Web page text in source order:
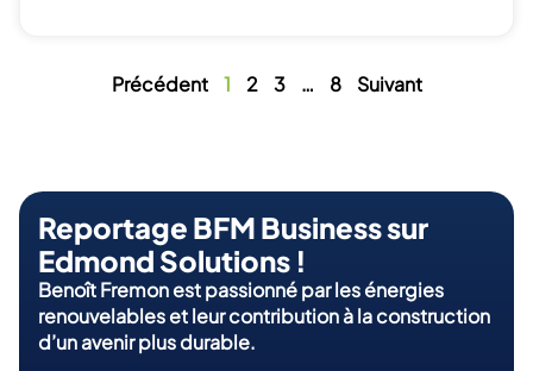
Précédent 1 2 3 … 8 Suivant
Reportage BFM Business sur
Edmond Solutions !
Benoît Fremon est passionné par les énergies
renouvelables et leur contribution à la construction
d’un avenir plus durable.